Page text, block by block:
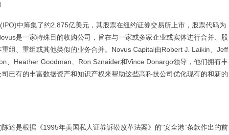
中筹集了约2.875亿美元，其股票在纽约证券交易所上市，股票代码为
是一家特殊目的收购公司，旨在与一家或多家企业或实体进行合并、股
组、重组或其他类似的业务合并。Novus Capital由Robert J. Laikin、Jeff
、Heather Goodman、Ron Sznaider和Vince Donargo领导，他们拥有丰
已有的丰富数据资产和知识产权来帮助这些高科技公司优化现有的和新的
述是根据《1995年美国私人证券诉讼改革法案》的“安全港”条款作出的前